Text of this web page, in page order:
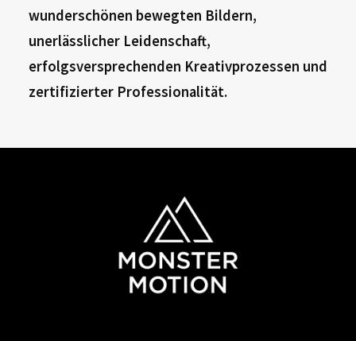
wunderschönen bewegten Bildern,
unerlässlicher Leidenschaft,
erfolgsversprechenden Kreativprozessen und
zertifizierter Professionalität.